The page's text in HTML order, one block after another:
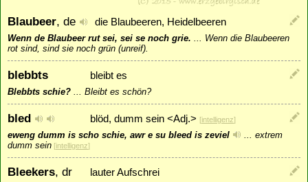
Blaubeer, de die Blaubeeren, Heidelbeeren
Wenn de Blaubeer rut sei, sei se noch grie.
Wenn die Blaubeeren
rot sind, sind sie noch grün (unreif).
blebbts bleibt es
Blebbts schie? Bleibt es schön?
bled blöd, dumm sein <Adj.> [intelligenz]
eweng dumm is scho schie, awr e su bleed is zeviel
extrem
dumm sein [intelligenz]
Bleekers, dr lauter Aufschrei